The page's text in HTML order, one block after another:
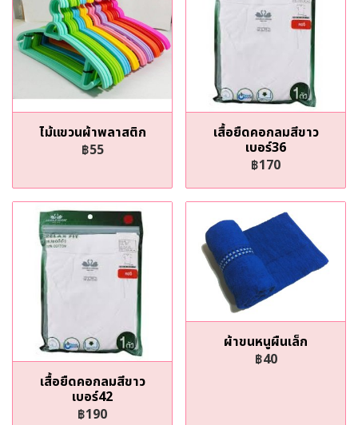
ไม้แขวนผ้าพลาสติก
฿55
เสื้อยืดคอกลมสีขาว
เบอร์36
฿170
เสื้อยืดคอกลมสีขาว
เบอร์42
฿190
ผ้าขนหนูผืนเล็ก
฿40